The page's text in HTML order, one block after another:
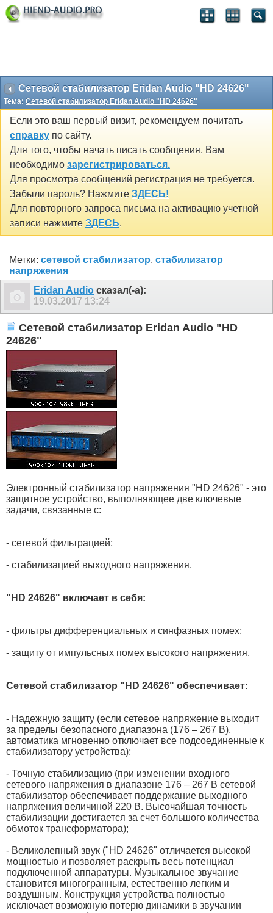
Сетевой стабилизатор Eridan Audio "HD 24626"
Тема: Сетевой стабилизатор Eridan Audio "HD 24626"
Если это ваш первый визит, рекомендуем почитать
справку по сайту.
Для того, чтобы начать писать сообщения, Вам
необходимо зарегистрироваться.
Для просмотра сообщений регистрация не требуется.
Забыли пароль? Нажмите ЗДЕСЬ!
Для повторного запроса письма на активацию учетной
записи нажмите ЗДЕСЬ.
Метки: сетевой стабилизатор, стабилизатор
напряжения
Eridan Audio сказал(-а):
19.03.2017 13:24
Сетевой стабилизатор Eridan Audio "HD
24626"
Электронный стабилизатор напряжения "HD 24626" - это
защитное устройство, выполняющее две ключевые
задачи, связанные с:
- сетевой фильтрацией;
- стабилизацией выходного напряжения.
"HD 24626" включает в себя:
- фильтры дифференциальных и синфазных помех;
- защиту от импульсных помех высокого напряжения.
Сетевой стабилизатор "HD 24626" обеспечивает:
- Надежную защиту (если сетевое напряжение выходит
за пределы безопасного диапазона (176 – 267 В),
автоматика мгновенно отключает все подсоединенные к
стабилизатору устройства);
- Точную стабилизацию (при изменении входного
сетевого напряжения в диапазоне 176 – 267 В сетевой
стабилизатор обеспечивает поддержание выходного
напряжения величиной 220 В. Высочайшая точность
стабилизации достигается за счет большого количества
обмоток трансформатора);
- Великолепный звук ("HD 24626" отличается высокой
мощностью и позволяет раскрыть весь потенциал
подключенной аппаратуры. Музыкальное звучание
становится многогранным, естественно легким и
воздушным. Конструкция устройства полностью
исключает возможную потерю динамики в звучании